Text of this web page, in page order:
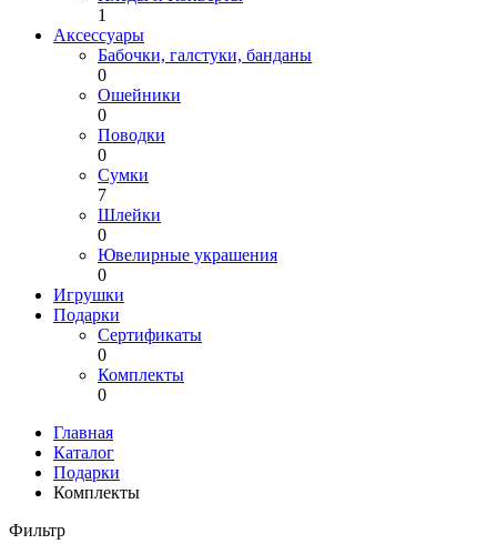
1
Аксессуары
Бабочки, галстуки, банданы
0
Ошейники
0
Поводки
0
Сумки
7
Шлейки
0
Ювелирные украшения
0
Игрушки
Подарки
Сертификаты
0
Комплекты
0
Главная
Каталог
Подарки
Комплекты
Фильтр